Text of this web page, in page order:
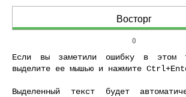
Восторг
0
Если вы заметили ошибку в этом
выделите ее мышью и нажмите
Выделенный текст будет